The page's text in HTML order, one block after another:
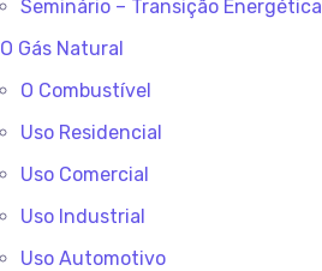
Seminário – Transição Energética
O Gás Natural
O Combustível
Uso Residencial
Uso Comercial
Uso Industrial
Uso Automotivo